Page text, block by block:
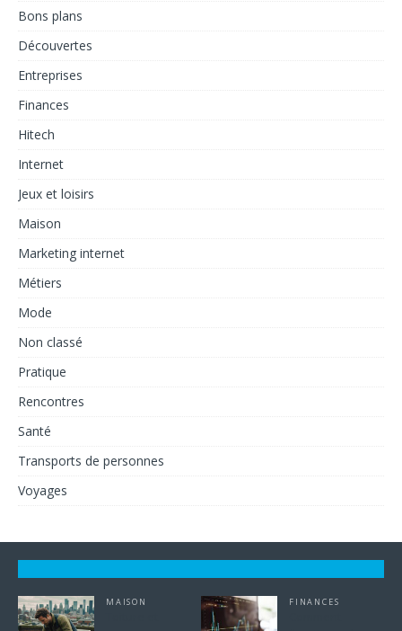
Bons plans
Découvertes
Entreprises
Finances
Hitech
Internet
Jeux et loisirs
Maison
Marketing internet
Métiers
Mode
Non classé
Pratique
Rencontres
Santé
Transports de personnes
Voyages
MAISON FINANCES